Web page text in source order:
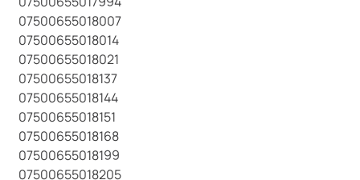
07500655018007
07500655018014
07500655018021
07500655018137
07500655018144
07500655018151
07500655018168
07500655018199
07500655018205